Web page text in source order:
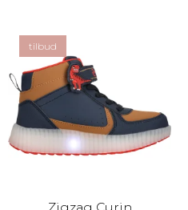
tilbud
Zigzag Curin